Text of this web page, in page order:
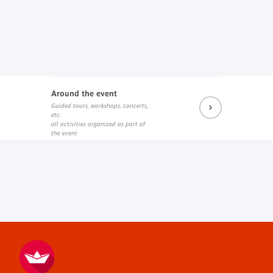
Around the event
Guided tours, workshops, concerts,
etc.
all activities organized as part of
the event